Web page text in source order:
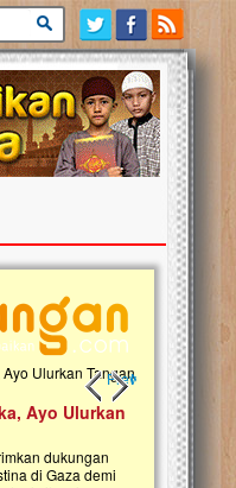
Previous slide
Next slide
Ayo Ulurkan
dukungan
di Gaza demi
Open
Rumah
Najjah di